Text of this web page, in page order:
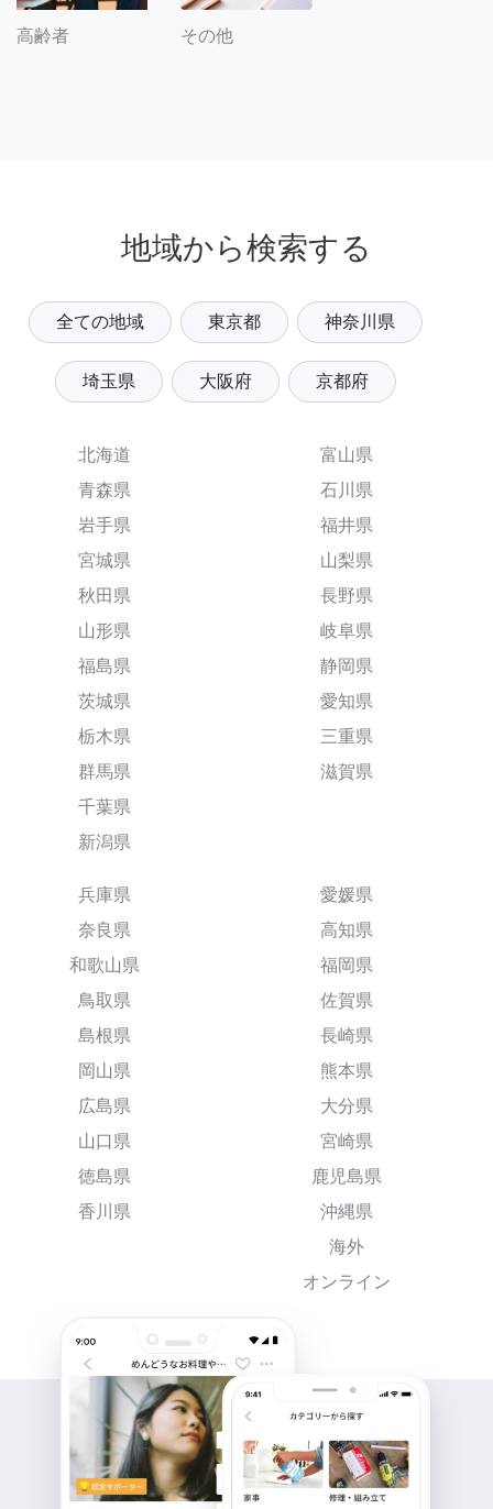
高齢者 その他
地域から検索する
全ての地域 東京都 神奈川県
埼玉県 大阪府 京都府
北海道
青森県
岩手県
宮城県
秋田県
山形県
福島県
茨城県
栃木県
群馬県
千葉県
新潟県
富山県
石川県
福井県
山梨県
長野県
岐阜県
静岡県
愛知県
三重県
滋賀県
兵庫県
奈良県
和歌山県
鳥取県
島根県
岡山県
広島県
山口県
徳島県
香川県
愛媛県
高知県
福岡県
佐賀県
長崎県
熊本県
大分県
宮崎県
鹿児島県
沖縄県
海外
オンライン